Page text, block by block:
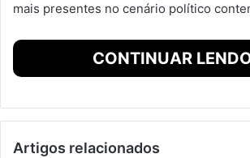
mais presentes no cenário político
CONTINUAR
Artigos relacionados